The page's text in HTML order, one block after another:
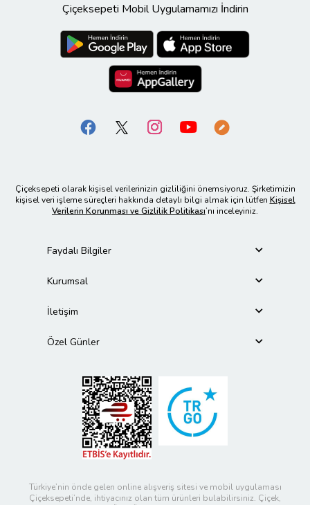
Çiçeksepeti Mobil Uygulamamızı İndirin
Çiçeksepeti olarak kişisel verilerinizin gizliliğini önemsiyoruz. Şirketimizin
kişisel veri işleme süreçleri hakkında detaylı bilgi almak için lütfen Kişisel
Verilerin Korunması ve Gizlilik Politikası’nı inceleyiniz.
Faydalı Bilgiler
Kurumsal
İletişim
Özel Günler
Türkiye’nin önde gelen online alışveriş sitesi ve mobil uygulaması
Çiçeksepeti’nde, ihtiyacınız olan tüm ürünleri bulabilirsiniz. Çiçek,